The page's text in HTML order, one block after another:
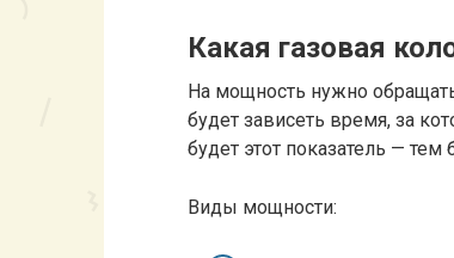
Какая газовая
На мощность нужно
будет зависеть время, за
будет этот показатель — тем
Виды мощности: